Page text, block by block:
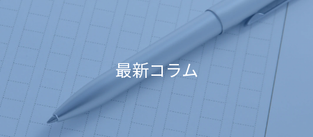
最新コラム